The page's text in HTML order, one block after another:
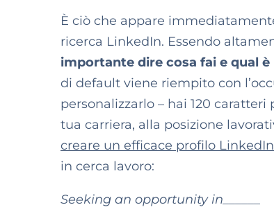
È ciò che appare
ricerca LinkedIn. Essendo
importante dire cosa fai e qual
di default viene riempito con
personalizzarlo – hai 120
tua carriera, alla posizione
creare un efficace profilo
in cerca lavoro:
Seeking an opportunity in______